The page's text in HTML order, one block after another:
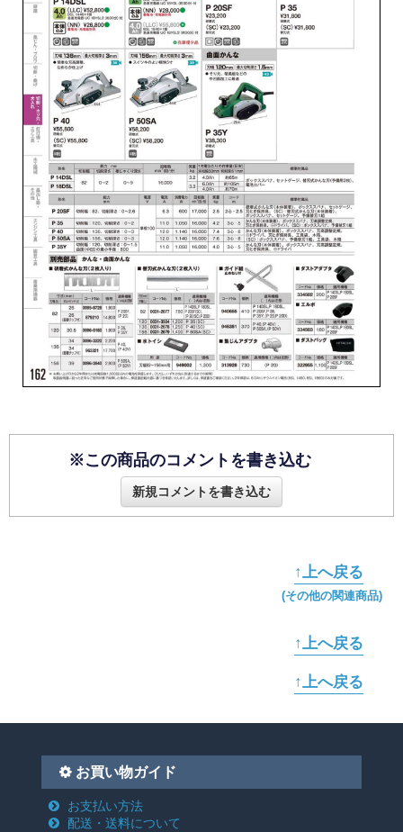
※この商品のコメントを書き込む
新規コメントを書き込む
↑上へ戻る
(その他の関連商品)
↑上へ戻る
↑上へ戻る
お買い物ガイド
お支払い方法
配送・送料について